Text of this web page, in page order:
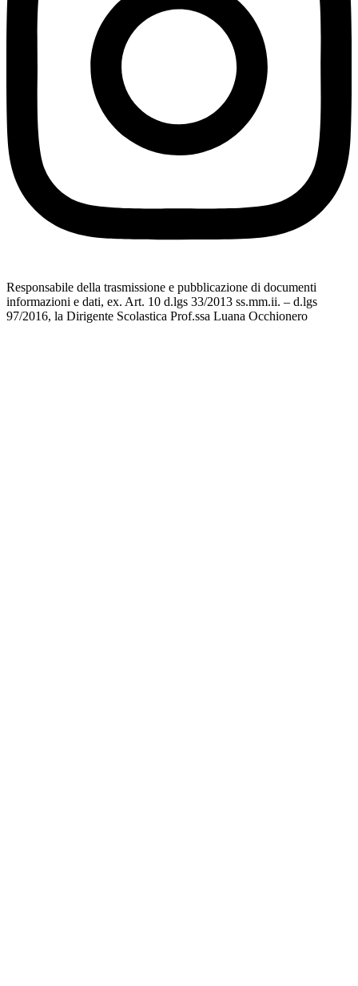
Responsabile della trasmissione e pubblicazione di documenti
informazioni e dati, ex. Art. 10 d.lgs 33/2013 ss.mm.ii. – d.lgs
97/2016, la Dirigente Scolastica Prof.ssa Luana Occhionero